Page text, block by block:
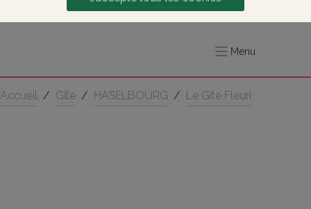
Menu
Accueil / Gîte / HASELBOURG / Le Gîte Fleuri